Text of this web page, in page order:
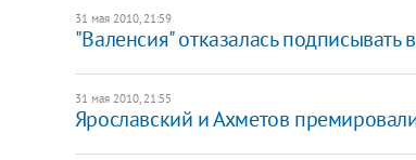
31 мая 2010, 21:59
"Валенсия" отказалась подписывать
31 мая 2010, 21:55
Ярославский и Ахметов